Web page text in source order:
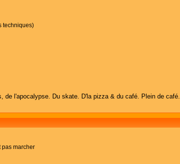
techniques)
l'apocalypse. Du skate. D'la pizza & du café. Plein de café.
pas marcher